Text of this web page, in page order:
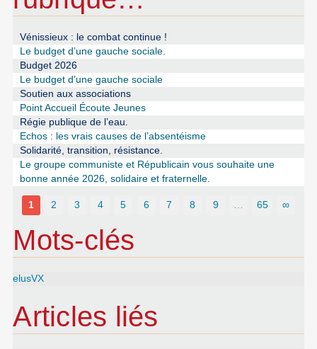
Vénissieux : le combat continue !
Le budget d’une gauche sociale.
Budget 2026
Le budget d’une gauche sociale
Soutien aux associations
Point Accueil Écoute Jeunes
Régie publique de l’eau.
Echos : les vrais causes de l’absentéisme
Solidarité, transition, résistance.
Le groupe communiste et Républicain vous souhaite une
bonne année 2026, solidaire et fraternelle.
1 2 3 4 5 6 7 8 9 65 ∞
Mots-clés
elusVX
Articles liés